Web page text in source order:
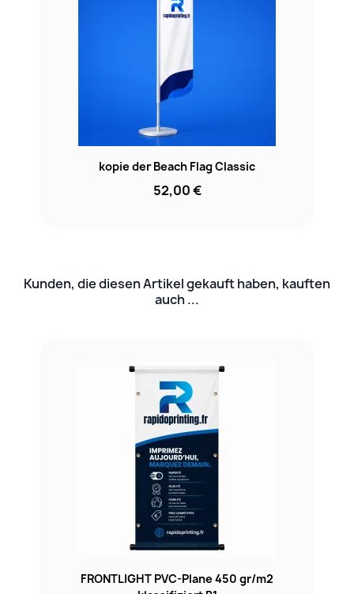
kopie der Beach Flag Classic
52,00 €
Kunden, die diesen Artikel gekauft haben, kauften
auch ...
FRONTLIGHT PVC-Plane 450 gr/m2